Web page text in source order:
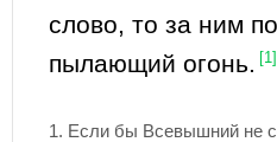
слово, то за ним
пылающий огонь.
[1]
1. Если бы Всевышний не